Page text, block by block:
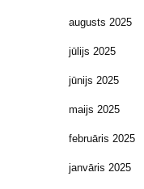
augusts 2025
jūlijs 2025
jūnijs 2025
maijs 2025
februāris 2025
janvāris 2025